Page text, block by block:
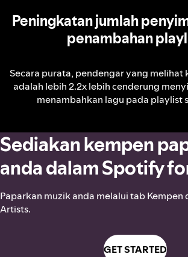
Peningkatan jumlah
penambahan
Secara purata, pendengar yang melihat
adalah lebih 2.2x lebih cenderung
menambahkan lagu pada playlist
Sediakan kempen
anda dalam Spotify
Paparkan muzik anda melalui tab Kempen
Artists.
GET STARTED